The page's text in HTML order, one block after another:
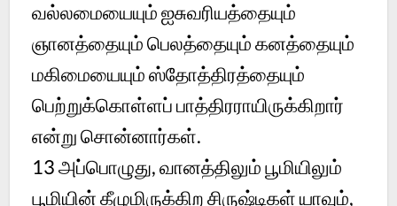
வல்லமையையும் ஐசுவரியத்தையும்
ஞானத்தையும் பெலத்தையும் கனத்தையும்
மகிமையையும் ஸ்தோத்திரத்தையும்
பெற்றுக்கொள்ளப் பாத்திரராயிருக்கிறார்
என்று சொன்னார்கள்.
13அப்பொழுது, வானத்திலும் பூமியிலும்
பூமியின் கீழுமிருக்கிற சிருஷ்டிகள் யாவும்,